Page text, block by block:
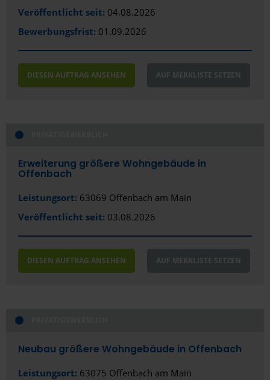
Veröffentlicht seit: 04.08.2026
Bewerbungsfrist: 01.09.2026
DIESEN AUFTRAG ANSEHEN AUF MERKLISTE SETZEN
Erweiterung größere Wohngebäude in
Offenbach
Leistungsort: 63069 Offenbach am Main
Veröffentlicht seit: 03.08.2026
DIESEN AUFTRAG ANSEHEN AUF MERKLISTE SETZEN
Neubau größere Wohngebäude in Offenbach
Leistungsort: 63075 Offenbach am Main